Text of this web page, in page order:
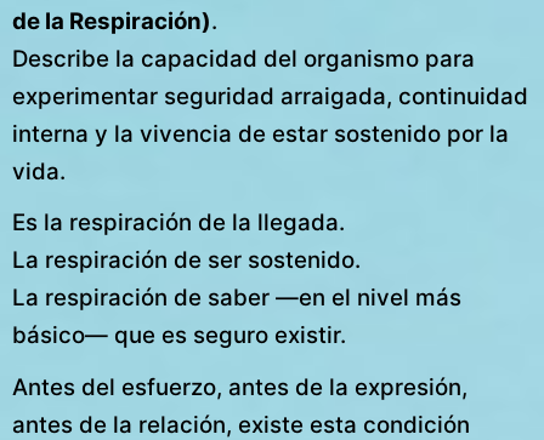
de la Respiración).
Describe la capacidad del organismo para
experimentar seguridad arraigada, continuidad
interna y la vivencia de estar sostenido por la
vida.
Es la respiración de la llegada.
La respiración de ser sostenido.
La respiración de saber —en el nivel más
básico— que es seguro existir.
Antes del esfuerzo, antes de la expresión,
antes de la relación, existe esta condición